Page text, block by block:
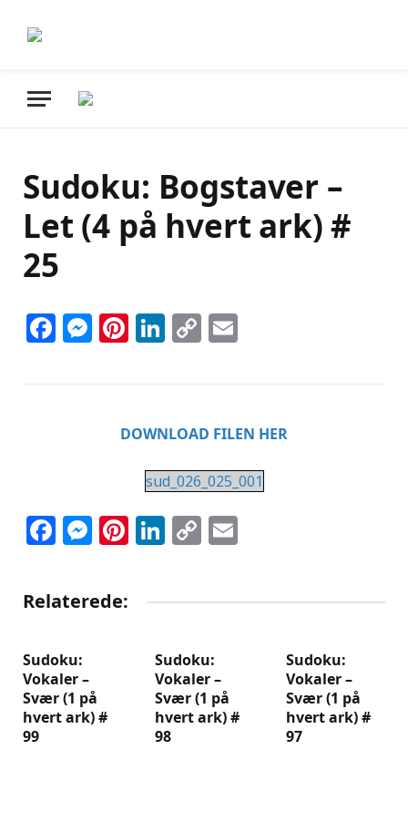
Sudoku: Bogstaver –
Let (4 på hvert ark) #
25
Facebook
Messenger
Pinterest
LinkedIn
Copy
DOWNLOAD FILEN HER
sud_026_025_001
Facebook
Messenger
Pinterest
LinkedIn
Copy
Relaterede:
Sudoku:
Vokaler –
Svær (1 på
hvert ark) #
99
Sudoku:
Vokaler –
Svær (1 på
hvert ark) #
98
Sudoku:
Vokaler –
Svær (1 på
hvert ark) #
97